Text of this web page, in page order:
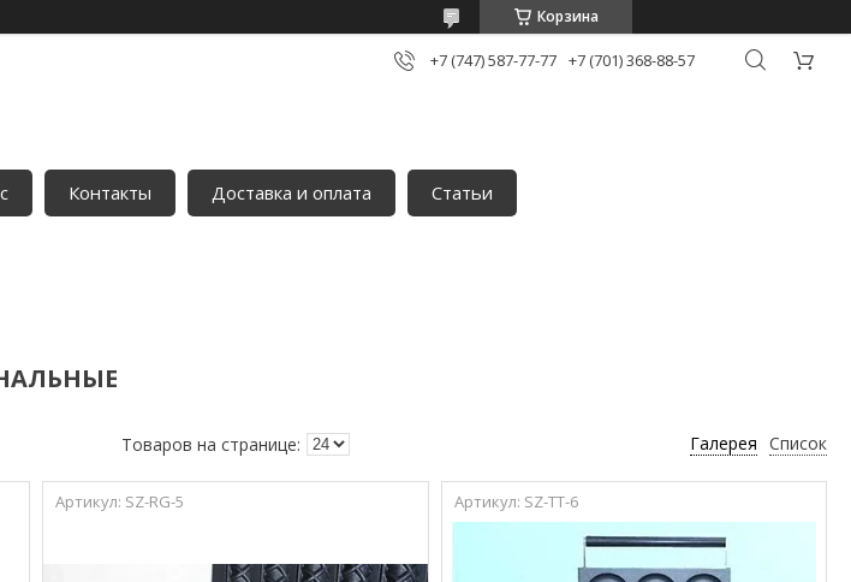
Корзина
+7 (747) 587-77-77 +7 (701) 368-88-57
Контакты Доставка и оплата Статьи
Галерея Список
SZ-RG-5 SZ-TT-6